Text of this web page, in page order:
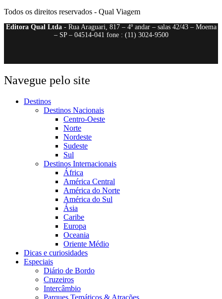
Todos os direitos reservados - Qual Viagem
Editora Qual Ltda- Rua Araguari, 817 – 4º andar – salas 42/43 – Moema
– SP – 04514-041 fone : (11) 3024-9500
Navegue pelo site
Destinos
Destinos Nacionais
Centro-Oeste
Norte
Nordeste
Sudeste
Sul
Destinos Internacionais
África
América Central
América do Norte
América do Sul
Ásia
Caribe
Europa
Oceania
Oriente Médio
Dicas e curiosidades
Especiais
Diário de Bordo
Cruzeiros
Intercâmbio
Parques Temáticos & Atrações